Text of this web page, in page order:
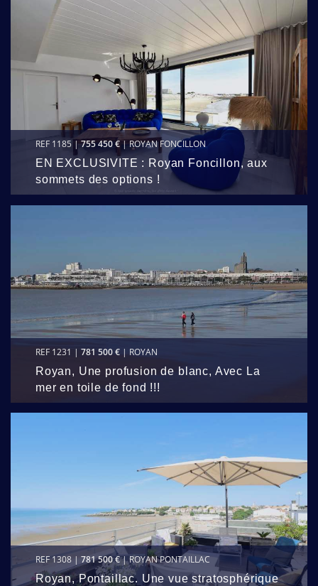
REF 1185 |755 450 €| ROYAN FONCILLON
EN EXCLUSIVITE : Royan Foncillon, aux
sommets des options !
REF 1231 | 781 500 € | ROYAN
Royan, Une profusion de blanc, Avec La
mer en toile de fond !!!
REF 1308 | 781 500 €| ROYAN PONTAILLAC
Royan, Pontaillac. Une vue stratosphérique